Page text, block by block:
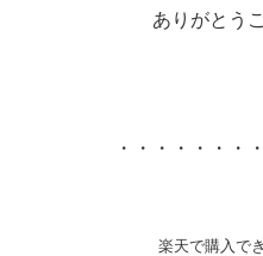
ありがとう
・・・・・・・
楽天で購入で